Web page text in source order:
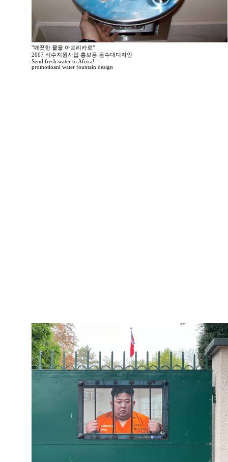
"깨끗한 물을 아프리카로"
2007 식수지원사업 홍보용 음수대디자인
Send fresh water to Africa!
promotioanl water fountain design